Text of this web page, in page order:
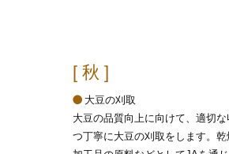
[ 秋 ]
大豆の刈取
大豆の品質向上に向けて、適切
つ丁寧に大豆の刈取をします。